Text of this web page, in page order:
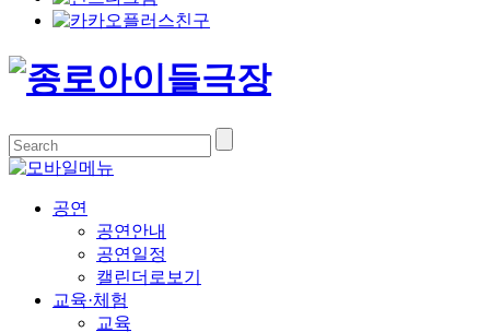
공연
공연안내
공연일정
캘린더로보기
교육·체험
교육